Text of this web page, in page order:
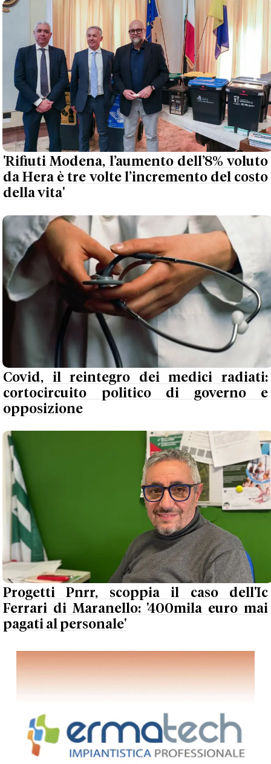
'Rifiuti Modena, l’aumento dell’8% voluto
da Hera è tre volte l’incremento del costo
della vita'
Covid, il reintegro dei medici radiati:
cortocircuito politico di governo e
opposizione
Progetti Pnrr, scoppia il caso dell'Ic
Ferrari di Maranello: '400mila euro mai
pagati al personale'